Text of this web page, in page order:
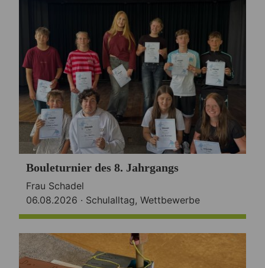
Bouleturnier des 8. Jahrgangs
Frau Schadel
06.08.2026 · Schulalltag, Wettbewerbe